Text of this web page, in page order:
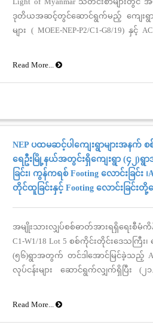
ဒုတိယအဆင့်တွင်ဆောင်ရွက်မည့် ကျေး
များ ( MOEE-NEP-P2/C1-G8/19) နှင့်
Read More...
NEP ပထမဆင့်ပါကျေးရွာများအနက်
ရေဦးမြို့နယ်အတွင်းရှိကျေးရွာ (၄၂)
ခြင်း၊ ကွန်ကရစ် Footing လောင်းခြင်း
တိုင်ထူခြင်းနှင့် Footing လောင်းခြင်းတို့
အမျိုးသားလျှပ်စစ်ဓာတ်အားရရှိရေးစီမံ
C1-W1/18 Lot 5 စစ်ကိုင်းတိုင်းဒေသကြီ
(၅၆)ရွာအတွက် တင်ဒါအောင်မြင်ခဲ့သည့်
လုပ်ငန်းများ ဆောင်ရွက်လျှက်ရှိပြီး (၂
Read More...